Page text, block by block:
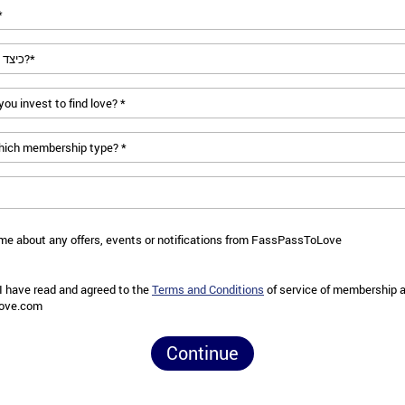
about any offers, events or notifications from FassPassToLove
read and agreed to theTerms and Conditions of service of membership